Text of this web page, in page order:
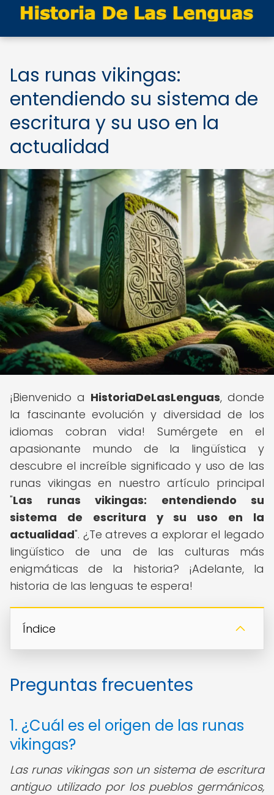
Las runas vikingas:
entendiendo su sistema de
escritura y su uso en la
actualidad
¡Bienvenido a HistoriaDeLasLenguas, donde
la fascinante evolución y diversidad de los
idiomas cobran vida! Sumérgete en el
apasionante mundo de la lingüística y
descubre el increíble significado y uso de las
runas vikingas en nuestro artículo principal
"Las runas vikingas: entendiendo su
sistema de escritura y su uso en la
actualidad". ¿Te atreves a explorar el legado
lingüístico de una de las culturas más
enigmáticas de la historia? ¡Adelante, la
historia de las lenguas te espera!
Índice
Preguntas frecuentes
1. ¿Cuál es el origen de las runas
vikingas?
Las runas vikingas son un sistema de escritura
antiguo utilizado por los pueblos germánicos,